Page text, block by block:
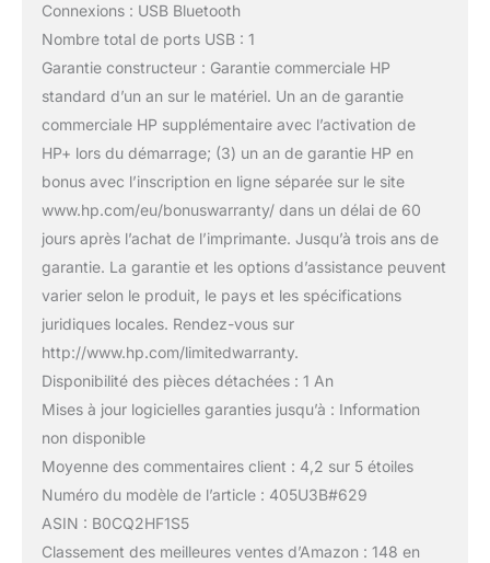
Connexions : USB Bluetooth
Nombre total de ports USB : 1
Garantie constructeur : Garantie commerciale HP
standard d’un an sur le matériel. Un an de garantie
commerciale HP supplémentaire avec l’activation de
HP+ lors du démarrage; (3) un an de garantie HP en
bonus avec l’inscription en ligne séparée sur le site
www.hp.com/eu/bonuswarranty/ dans un délai de 60
jours après l’achat de l’imprimante. Jusqu’à trois ans de
garantie. La garantie et les options d’assistance peuvent
varier selon le produit, le pays et les spécifications
juridiques locales. Rendez-vous sur
http://www.hp.com/limitedwarranty.
Disponibilité des pièces détachées : 1 An
Mises à jour logicielles garanties jusqu’à : Information
non disponible
Moyenne des commentaires client : 4,2 sur 5 étoiles
Numéro du modèle de l’article : 405U3B#629
ASIN : B0CQ2HF1S5
Classement des meilleures ventes d’Amazon : 148 en